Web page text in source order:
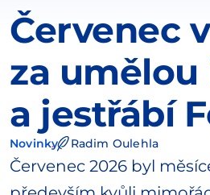
Červenec
za
a jestřábí
Novinky Radim Oulehla
Červenec 2026 byl